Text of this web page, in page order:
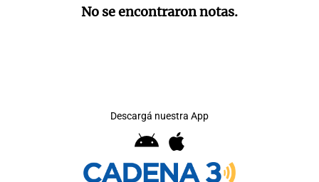
No se encontraron notas.
Descargá nuestra App